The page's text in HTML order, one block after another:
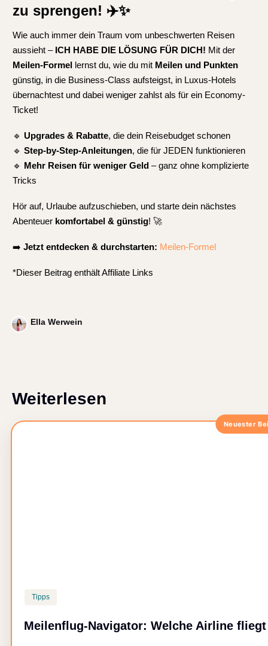
zu sprengen! ✈️✨
Wie auch immer dein Traum vom unbeschwerten Reisen
aussieht – ICH HABE DIE LÖSUNG FÜR DICH! Mit der
Meilen-Formel lernst du, wie du mit Meilen und Punkten
günstig, in die Business-Class aufsteigst, in Luxus-Hotels
übernachtest und dabei weniger zahlst als für ein Economy-
Ticket!
🔹 Upgrades & Rabatte, die dein Reisebudget schonen
🔹 Step-by-Step-Anleitungen, die für JEDEN funktionieren
🔹 Mehr Reisen für weniger Geld – ganz ohne komplizierte
Tricks
Hör auf, Urlaube aufzuschieben, und starte dein nächstes
Abenteuer komfortabel & günstig! 🚀
➡️ Jetzt entdecken & durchstarten: Meilen-Formel
*Dieser Beitrag enthält Affiliate Links
Ella Werwein
Weiterlesen
Tipps
Meilenflug-Navigator: Welche Airline